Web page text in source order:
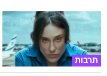
תרבות